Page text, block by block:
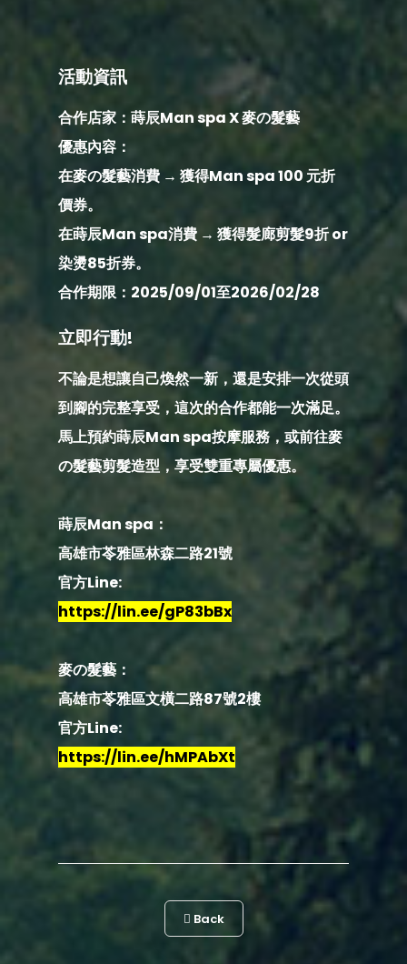
活動資訊
合作店家：蒔辰Man spa X 麥の髮藝
優惠內容：
在麥の髮藝消費 → 獲得Man spa 100 元折
價券。
在蒔辰Man spa消費 → 獲得髮廊剪髮9折 or
染燙85折券。
合作期限：2025/09/01至2026/02/28
立即行動!
不論是想讓自己煥然一新，還是安排一次從頭
到腳的完整享受， 這次的合作都能一次滿足。
馬上預約蒔辰Man spa按摩服務，或前往麥
の髮藝剪髮造型，享受雙重專屬優惠。
蒔辰Man spa：
高雄市苓雅區林森二路21號
官方Line:
https://lin.ee/gP83bBx
麥の髮藝：
高雄市苓雅區文橫二路87號2樓
官方Line:
https://lin.ee/hMPAbXt
Back